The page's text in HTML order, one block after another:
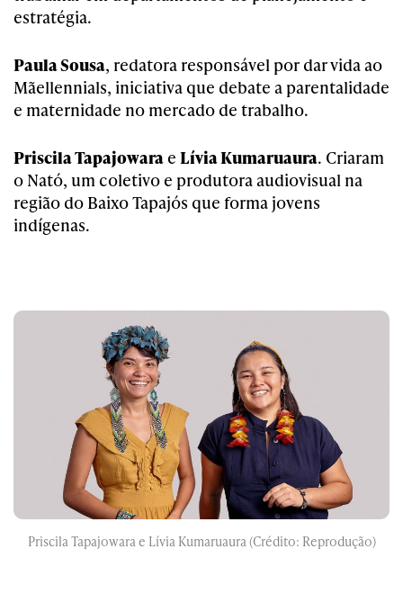
estratégia.
Paula Sousa, redatora responsável por dar vida ao
Mãellennials, iniciativa que debate a parentalidade
e maternidade no mercado de trabalho.
Priscila Tapajowara e Lívia Kumaruaura. Criaram
o Nató, um coletivo e produtora audiovisual na
região do Baixo Tapajós que forma jovens
indígenas.
Priscila Tapajowara e Lívia Kumaruaura (Crédito: Reprodução)